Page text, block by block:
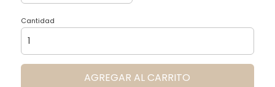
Cantidad
AGREGAR AL CARRITO